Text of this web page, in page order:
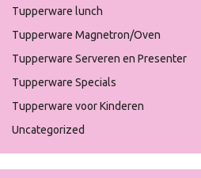
Tupperware lunch
Tupperware Magnetron/Oven
Tupperware Serveren en Presenter
Tupperware Specials
Tupperware voor Kinderen
Uncategorized